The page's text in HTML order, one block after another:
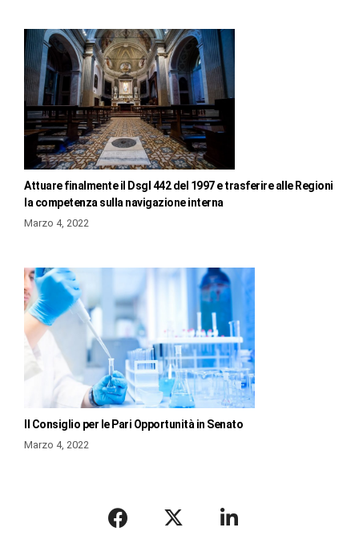
Attuare finalmente il Dsgl 442 del 1997 e trasferire alle Regioni
la competenza sulla navigazione interna
Marzo 4, 2022
Il Consiglio per le Pari Opportunità in Senato
Marzo 4, 2022